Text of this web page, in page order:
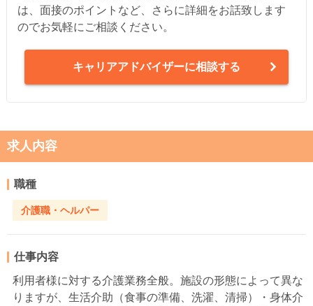
は、面接のポイントなど、さらに詳細をお話致します
のでお気軽にご相談ください。
キャリアアドバイザーに相談する
求人内容
職種
介護職・ヘルパー
仕事内容
利用者様に対する介護業務全般。施設の形態によって異な
りますが、生活介助（食事の準備、洗濯、清掃）・身体介